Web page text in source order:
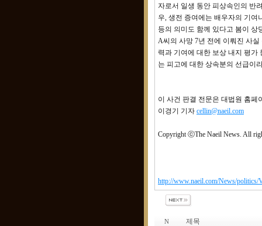
자로서 일생 동안 피상속인의 반
우, 생전 증여에는 배우자의 기여
등의 의미도 함께 있다고 봄이 상
A씨의 사망 7년 전에 이뤄진 사
력과 기여에 대한 보상 내지 평
는 피고에 대한 상속분의 선급이
이 사건 판결 전문은 대법원 홈페
이경기 기자 cellin@naeil.com
Copyright ⓒThe Naeil News. All
http://www.naeil.com/News/
N 제목